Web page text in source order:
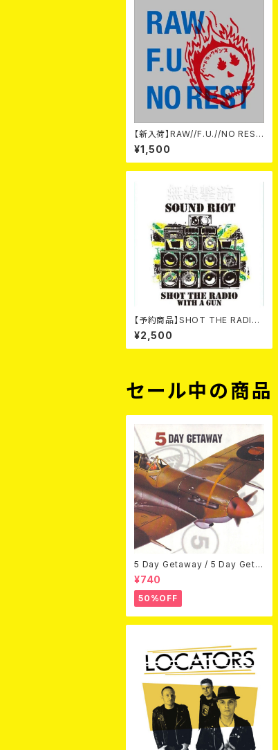
【新入荷】RAW//F.U.//NO REST
/ 3way split EP ハード ラック
ダンス (CD)
¥1,500
【予約商品】SHOT THE RADIO
WITH A GUN / SOUND RIOT
(CD)【8月８日発売】
¥2,500
セール中の商品
5 Day Getaway / 5 Day Geta
way (CDEP)
¥740
50%OFF